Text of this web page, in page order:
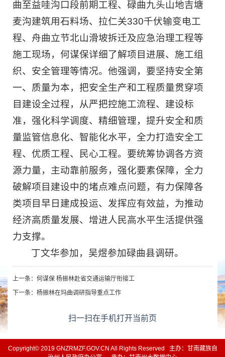
曲至益哇沟口段前期工程、碌曲九头山地吉塘
麦沟建筑用石料场、拉仁关330千伏输变电工
程、舟曲立节北山滑坡拆迁及应急治理工程等
施工现场，何谋保详细了解项目进展、施工组
织、安全管理等情况。他强调，要坚持安全第
一、质量为本，把安全生产和工程质量贯穿项
目建设全过程，从严把控施工流程、建设标
准，强化科学调度、精细管理，提升安全和质
量监管信息化、智能化水平，全力打造安全工
程、优质工程、民心工程。要统筹协调各方资
源力量，主动靠前服务，强化要素保障，全力
破解项目建设中的堵点难点问题，有力保障各
类项目早日建成投运、发挥应有效益，为推动
经济高质量发展、增进人民高水平生活提供强
力支撑。
丁文华参加，吴煜参加碌曲县调研。
上一条： 何谋保 杨振林赴省交通运输厅衔接工
下一条： 杨振林在玛曲调研指导重点工作
扫一扫在手机打开当前页
Copyright© 2019 GNZRMZF.GOV.CN All Rights Reserved 主办：甘南藏族自